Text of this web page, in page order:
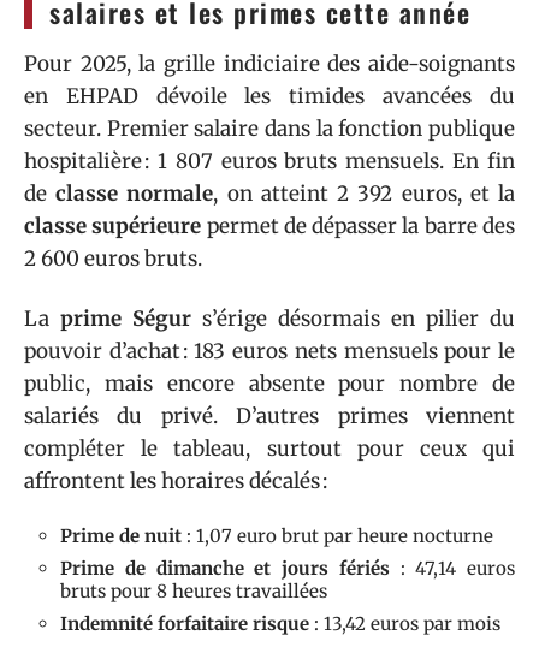
salaires et les primes cette année
Pour 2025, la grille indiciaire des aide-soignants
en EHPAD dévoile les timides avancées du
secteur. Premier salaire dans la fonction publique
hospitalière : 1 807 euros bruts mensuels. En fin
declasse normale, on atteint 2 392 euros, et la
classe supérieure permet de dépasser la barre des
2 600 euros bruts.
La prime Ségur s’érige désormais en pilier du
pouvoir d’achat : 183 euros nets mensuels pour le
public, mais encore absente pour nombre de
salariés du privé. D’autres primes viennent
compléter le tableau, surtout pour ceux qui
affrontent les horaires décalés :
Prime de nuit : 1,07 euro brut par heure nocturne
Prime de dimanche et jours fériés: 47,14 euros
bruts pour 8 heures travaillées
Indemnité forfaitaire risque : 13,42 euros par mois